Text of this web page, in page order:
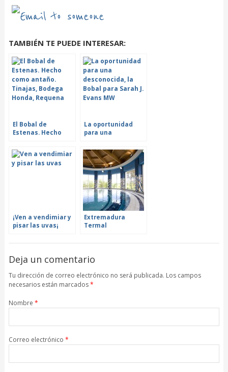
TAMBIÉN TE PUEDE INTERESAR:
El Bobal de
Estenas. Hecho
La oportunidad
para una
Bobal para Sarah J.
Evans MW
¡Ven a vendimiar y
pisar las uvas¡
Extremadura
Termal
Primavera
Deja un comentario
Tu dirección de correo electrónico no será publicada. Los campos
necesarios están marcados*
Nombre *
Correo electrónico *